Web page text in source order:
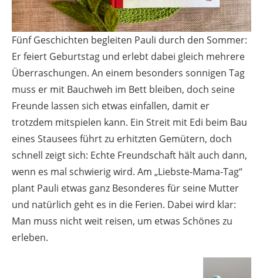
Fünf Geschichten begleiten Pauli durch den Sommer:
Er feiert Geburtstag und erlebt dabei gleich mehrere
Überraschungen. An einem besonders sonnigen Tag
muss er mit Bauchweh im Bett bleiben, doch seine
Freunde lassen sich etwas einfallen, damit er
trotzdem mitspielen kann. Ein Streit mit Edi beim Bau
eines Stausees führt zu erhitzten Gemütern, doch
schnell zeigt sich: Echte Freundschaft hält auch dann,
wenn es mal schwierig wird. Am „Liebste-Mama-Tag“
plant Pauli etwas ganz Besonderes für seine Mutter
und natürlich geht es in die Ferien. Dabei wird klar:
Man muss nicht weit reisen, um etwas Schönes zu
erleben.